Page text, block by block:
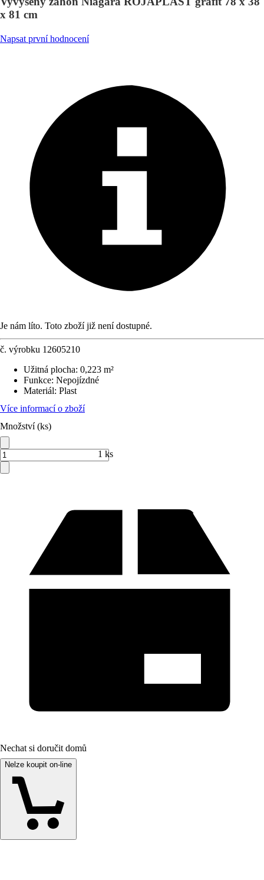
x 81 cm
Napsat první hodnocení
Je nám líto. Toto zboží již není dostupné.
č. výrobku 12605210
Užitná plocha: 0,223 m²
Funkce: Nepojízdné
Materiál: Plast
Více informací o zboží
Množství (ks)
1 ks
Nechat si doručit domů
Nelze koupit on-line